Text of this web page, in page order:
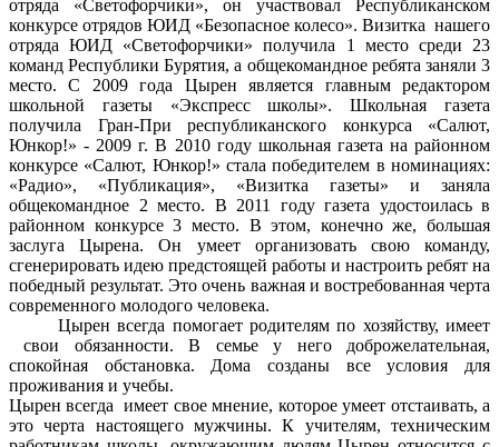
отряда «Светофорчики», он участвовал Республиканском
конкурсе отрядов ЮИД «Безопасное колесо». Визитка нашего
отряда ЮИД «Светофорчики» получила 1 место среди 23
команд Республики Бурятия, а общекомандное ребята заняли 3
место. С 2009 года Цырен является главным редактором
школьной газеты «Экспресс школы». Школьная газета
получила Гран-При республиканского конкурса «Салют,
Юнкор!» - 2009 г. В 2010 году школьная газета на районном
конкурсе «Салют, Юнкор!» стала победителем в номинациях:
«Радио», «Публикация», «Визитка газеты» и заняла
общекомандное 2 место. В 2011 году газета удостоилась в
районном конкурсе 3 место. В этом, конечно же, большая
заслуга Цырена. Он умеет организовать свою команду,
сгенерировать идею предстоящей работы и настроить ребят на
победный результат. Это очень важная и востребованная черта
современного молодого человека.
Цырен всегда помогает родителям по хозяйству, имеет
свои обязанности. В семье у него доброжелательная,
спокойная обстановка. Дома созданы все условия для
проживания и учебы.
Цырен всегда имеет свое мнение, которое умеет отстаивать, а
это черта настоящего мужчины. К учителям, техническим